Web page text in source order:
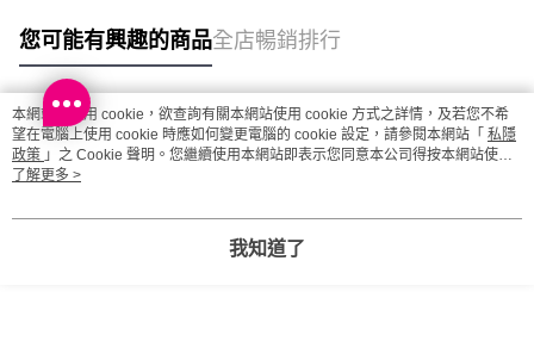
您可能有興趣的商品全店暢銷排行
熱門標籤
熱銷排行
本網站中使用 cookie，欲查詢有關本網站使用 cookie 方式之詳情，及若您不希
望在電腦上使用 cookie 時應如何變更電腦的 cookie 設定，請參閱本網站「 私隱
政策 」之 Cookie 聲明。您繼續使用本網站即表示您同意本公司得按本網站使用
條款之 Cookie 聲明使用 cookie。
了解更多 >
我知道了